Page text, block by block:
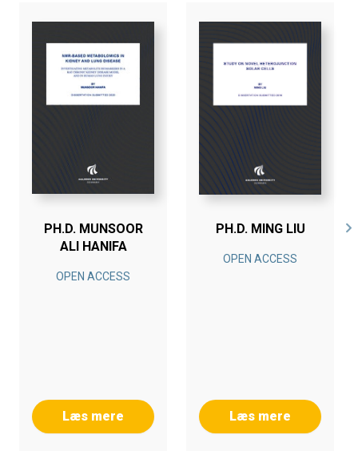
PH.D. MUNSOOR
ALI HANIFA
OPEN ACCESS
Læs mere
PH.D. MING LIU
OPEN ACCESS
Læs mere